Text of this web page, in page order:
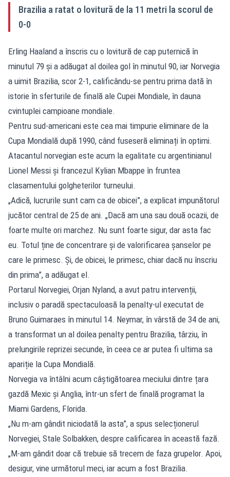
Brazilia a ratat o lovitură de la 11 metri la scorul de
0-0
Erling Haaland a înscris cu o lovitură de cap puternică în
minutul 79 și a adăugat al doilea gol în minutul 90, iar Norvegia
a uimit Brazilia, scor 2-1, calificându-se pentru prima dată în
istorie în sferturile de finală ale Cupei Mondiale, în dauna
cvintuplei campioane mondiale.
Pentru sud-americani este cea mai timpurie eliminare de la
Cupa Mondială după 1990, când fuseseră eliminați în optimi.
Atacantul norvegian este acum la egalitate cu argentinianul
Lionel Messi și francezul Kylian Mbappe în fruntea
clasamentului golgheterilor turneului.
„Adică, lucrurile sunt cam ca de obicei”, a explicat impunătorul
jucător central de 25 de ani. „Dacă am una sau două ocazii, de
foarte multe ori marchez. Nu sunt foarte sigur, dar asta fac
eu. Totul ține de concentrare și de valorificarea șanselor pe
care le primesc. Și, de obicei, le primesc, chiar dacă nu înscriu
din prima”, a adăugat el.
Portarul Norvegiei, Orjan Nyland, a avut patru intervenții,
inclusiv o paradă spectaculoasă la penalty-ul executat de
Bruno Guimaraes în minutul 14. Neymar, în vârstă de 34 de ani,
a transformat un al doilea penalty pentru Brazilia, târziu, în
prelungirile reprizei secunde, în ceea ce ar putea fi ultima sa
apariție la Cupa Mondială.
Norvegia va întâlni acum câștigătoarea meciului dintre țara
gazdă Mexic și Anglia, într-un sfert de finală programat la
Miami Gardens, Florida.
„Nu m-am gândit niciodată la asta”, a spus selecționerul
Norvegiei, Stale Solbakken, despre calificarea în această fază.
„M-am gândit doar că trebuie să trecem de faza grupelor. Apoi,
desigur, vine următorul meci, iar acum a fost Brazilia.